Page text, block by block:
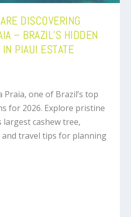
DISCOVERING
– BRAZIL’S HIDDEN
PIAUI ESTATE
Praia, one of Brazil’s top
for 2026. Explore pristine
largest cashew tree,
travel tips for planning